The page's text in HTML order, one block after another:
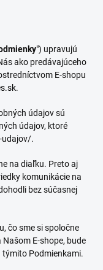
") upravujú
ako predávajúceho
E-shopu
.
údajov sú
údajov, ktoré
udajov/.
na diaľku. Preto aj
komunikácie na
bez súčasnej
čo sme si spoločne
E-shope, bude
Podmienkami.